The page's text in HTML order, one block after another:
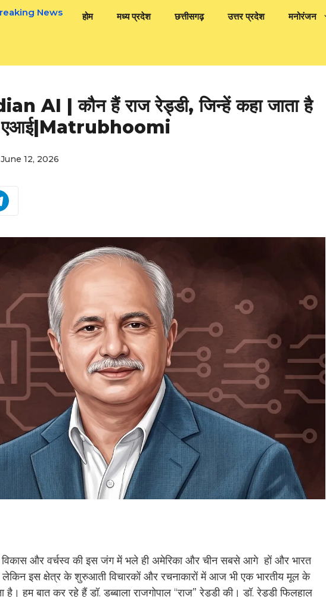
होम मध्य प्रदेश छत्तीसगढ़ उत्तर प्रदेश मनोरंजन
AI | कौन हैं राज रेड्डी, जिन्हें कहा जाता है
एआई|Matrubhoomi
June 12, 2026
और वर्चस्व की इस जंग में भले ही अमेरिका और चीन सबसे आगे हों और भारत
इस क्षेत्र के शुरुआती विचारकों और रचनाकारों में आज भी एक भारतीय मूल के
हम बात कर रहे हैं डॉ. डब्बाला राजगोपाल “राज” रेड्डी की। डॉ. रेड्डी फिलहाल